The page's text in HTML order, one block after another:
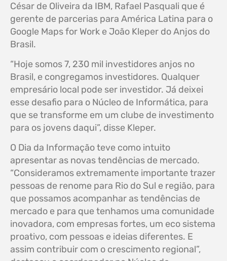
César de Oliveira da IBM, Rafael Pasquali que é
gerente de parcerias para América Latina para o
Google Maps for Work e João Kleper do Anjos do
Brasil.
“Hoje somos 7, 230 mil investidores anjos no
Brasil, e congregamos investidores. Qualquer
empresário local pode ser investidor. Já deixei
esse desafio para o Núcleo de Informática, para
que se transforme em um clube de investimento
para os jovens daqui”, disse Kleper.
O Dia da Informação teve como intuito
apresentar as novas tendências de mercado.
“Consideramos extremamente importante trazer
pessoas de renome para Rio do Sul e região, para
que possamos acompanhar as tendências de
mercado e para que tenhamos uma comunidade
inovadora, com empresas fortes, um eco sistema
proativo, com pessoas e ideias diferentes. E
assim contribuir com o crescimento regional”,